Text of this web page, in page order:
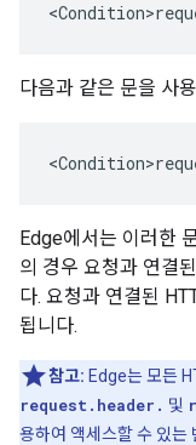
다음과 같은 문을 사
Edge에서는 이러한
의 경우 요청과 연결
다. 요청과 연결된
됩니다.
참고: Edge는 모든
request.header. 및
용하여 액세스할 수 있는